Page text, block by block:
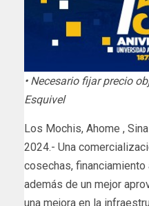
• Necesario fijar precio
Esquivel
Los Mochis, Ahome ,
2024.- Una
cosechas,
además de un mejor
una mejora en la